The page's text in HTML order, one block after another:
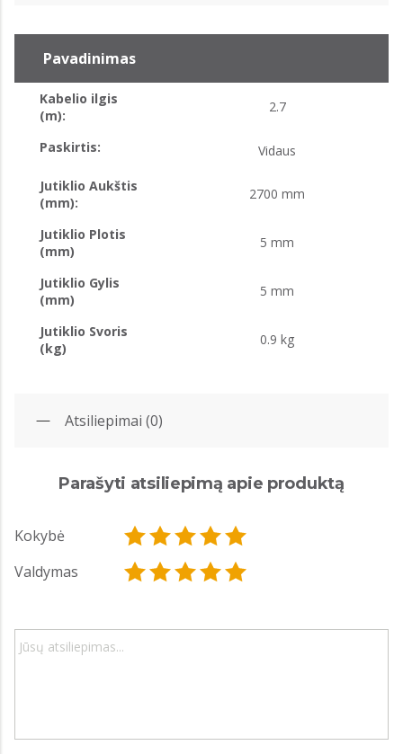
Pavadinimas
Kabelio ilgis
(m):
2.7
Paskirtis: Vidaus
Jutiklio Aukštis
(mm):
2700 mm
Jutiklio Plotis
(mm)
5 mm
Jutiklio Gylis
(mm)
5 mm
Jutiklio Svoris
(kg)
0.9 kg
Atsiliepimai (0)
Parašyti atsiliepimą apie produktą
Kokybė
Valdymas